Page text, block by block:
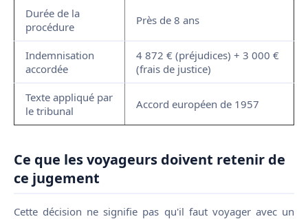
Durée de la
procédure
Près de 8 ans
Indemnisation
accordée
4 872 € (préjudices) + 3 000 €
(frais de justice)
Texte appliqué par
le tribunal
Accord européen de 1957
Ce que les voyageurs doivent retenir de
ce jugement
Cette décision ne signifie pas qu'il faut voyager avec un